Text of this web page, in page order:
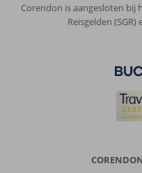
Corendon is aangesloten bij
Reisgelden